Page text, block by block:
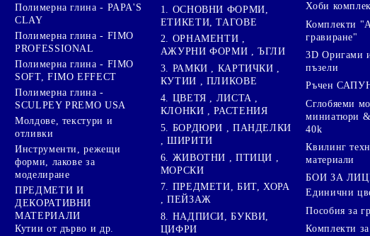
Полимерна глина - PAPA'S
CLAY
Полимерна глина - FIMO
PROFESSIONAL
Полимерна глина - FIMO
SOFT, FIMO EFFECT
Полимерна глина -
SCULPEY PREMO USA
Молдове, текстури и
отливки
Инструменти, режещи
форми, лакове за
моделиране
ПРЕДМЕТИ И
ДЕКОРАТИВНИ
МАТЕРИАЛИ
Кутии от дърво и др.
1. ОСНОВНИ ФОРМИ,
ЕТИКЕТИ, ТАГОВЕ
2. ОРНАМЕНТИ ,
АЖУРНИ ФОРМИ , ЪГЛИ
3. РАМКИ , КАРТИЧКИ ,
КУТИИ , ПЛИКОВЕ
4. ЦВЕТЯ , ЛИСТА ,
КЛОНКИ , РАСТЕНИЯ
5. БОРДЮРИ , ПАНДЕЛКИ
, ШИРИТИ
6. ЖИВОТНИ , ПТИЦИ ,
МОРСКИ
7. ПРЕДМЕТИ, БИТ, ХОРА
, ПЕЙЗАЖ
8. НАДПИСИ, БУКВИ,
ЦИФРИ
Хоби
Комплекти
гравиране"
3D Оригами
пъзели
Ръчен
Сглобяеми
миниатюри
40k
Квилинг
материали
БОИ ЗА
Единични
Пособия за
Комплекти